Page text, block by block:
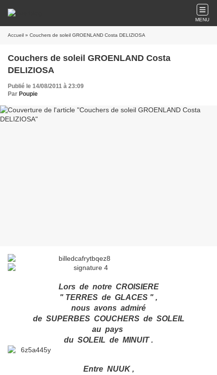
MENU
Accueil » Couchers de soleil GROENLAND Costa DELIZIOSA
Couchers de soleil GROENLAND Costa
DELIZIOSA
Publié le 14/08/2011 à 23:09
Par Poupie
Lors de notre CROISIERE
" TERRES de GLACES " ,
nous avons admiré
de SUPERBES COUCHERS de SOLEIL
au pays
du SOLEIL de MINUIT .
Entre NUUK ,